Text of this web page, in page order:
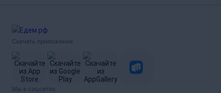
Скачать приложение
Мы в соцсетях